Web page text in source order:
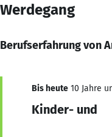
Werdegang
Berufserfahrung von
Bis heute 10 Jahre
Kinder- und